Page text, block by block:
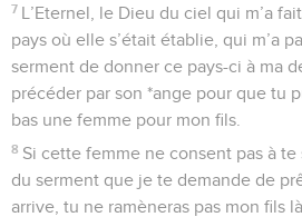
7 L’Eternel, le Dieu du ciel qui m’a
pays où elle s’était établie, qui m’a
serment de donner ce pays-ci à ma
précéder par son *ange pour que tu
bas une femme pour mon fils.
8 Si cette femme ne consent pas à
du serment que je te demande de
arrive, tu ne ramèneras pas mon fils